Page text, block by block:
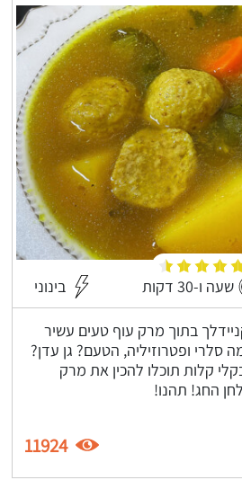
שעה ו-30 דקות בינוני
בתוך מרק עוף טעים עשיר
סלרי ופטרוזיליה, הטעם? גן עדן?
קלות תוכלו להכין את מרק
החג! תהנו!
11924